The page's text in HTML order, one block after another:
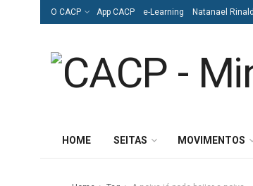
O CACP App CACP e-Learning Natanael
HOME SEITAS MOVIMENTOS